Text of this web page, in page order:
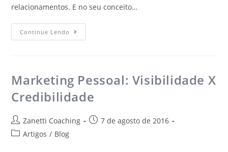
relacionamentos. E no seu conceito…
Continue Lendo
Marketing Pessoal: Visibilidade X
Credibilidade
Zanetti Coaching
7 de agosto de 2016
Artigos / Blog